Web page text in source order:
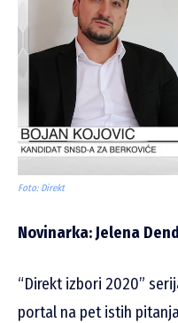
Foto: Direkt
Novinarka: Jelena
“Direkt izbori 2020”
portal na pet istih